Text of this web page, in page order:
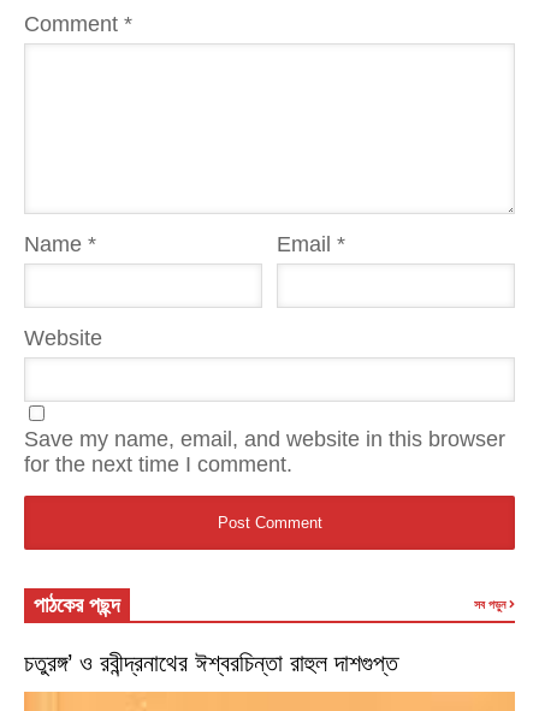
Comment *
Name * Email*
Website
Save my name, email, and website in this browser
for the next time I comment.
পাঠকের পছন্দ সব পড়ুন
চতুরঙ্গ’ ও রবীন্দ্রনাথের ঈশ্বরচিন্তা রাহুল দাশগুপ্ত